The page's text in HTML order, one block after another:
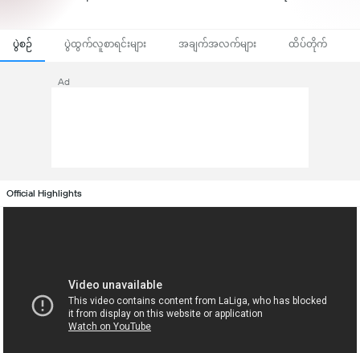
ပွဲစဉ် ပွဲထွက်လူစာရင်းများ အချက်အလက်များ ထိပ်တိုက်
Ad
Official Highlights